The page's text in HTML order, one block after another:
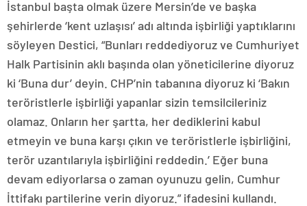
İstanbul başta olmak üzere Mersin’de ve başka
şehirlerde ‘kent uzlaşısı’ adı altında işbirliği yaptıklarını
söyleyen Destici, “Bunları reddediyoruz ve Cumhuriyet
Halk Partisinin aklı başında olan yöneticilerine diyoruz
ki ‘Buna dur’ deyin. CHP’nin tabanına diyoruz ki ‘Bakın
teröristlerle işbirliği yapanlar sizin temsilcileriniz
olamaz. Onların her şartta, her dediklerini kabul
etmeyin ve buna karşı çıkın ve teröristlerle işbirliğini,
terör uzantılarıyla işbirliğini reddedin.’ Eğer buna
devam ediyorlarsa o zaman oyunuzu gelin, Cumhur
İttifakı partilerine verin diyoruz.” ifadesini kullandı.